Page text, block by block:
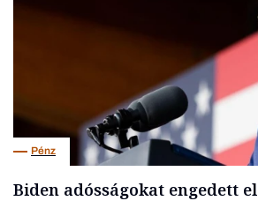
Pénz
Biden adósságokat engedett el